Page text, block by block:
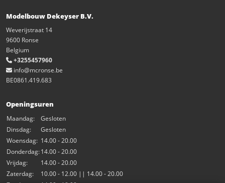
Modelbouw Dekeyser B.V.
Weverijstraat 14
9600 Ronse
Belgium
+3255457960
info@mcronse.be
BE0861.419.683
Openingsuren
Maandag:
Gesloten
Dinsdag:
Gesloten
Woensdag: 14.00 - 20.00
Donderdag:14.00 - 20.00
Vrijdag:
14.00 - 20.00
Zaterdag:
10.00 - 12.00 || 14.00 - 20.00